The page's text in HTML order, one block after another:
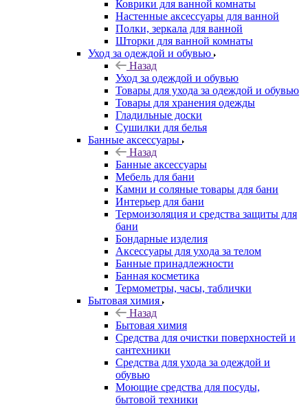
Коврики для ванной комнаты
Настенные аксессуары для ванной
Полки, зеркала для ванной
Шторки для ванной комнаты
Уход за одеждой и обувью
Назад
Уход за одеждой и обувью
Товары для ухода за одеждой и обувью
Товары для хранения одежды
Гладильные доски
Сушилки для белья
Банные аксессуары
Назад
Банные аксессуары
Мебель для бани
Камни и соляные товары для бани
Интерьер для бани
Термоизоляция и средства защиты для
бани
Бондарные изделия
Аксеcсуары для ухода за телом
Банные принадлежности
Банная косметика
Термометры, часы, таблички
Бытовая химия
Назад
Бытовая химия
Средства для очистки поверхностей и
сантехники
Средства для ухода за одеждой и
обувью
Моющие средства для посуды,
бытовой техники